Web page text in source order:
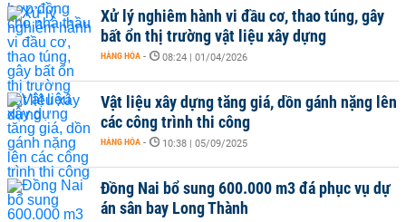
Xử lý nghiêm hành vi đầu cơ, thao túng, gây
bất ổn thị trường vật liệu xây dựng
HÀNG HÓA - 08:24 | 01/04/2026
Vật liệu xây dựng tăng giá, dồn gánh nặng lên
các công trình thi công
HÀNG HÓA - 10:38 | 05/09/2025
Đồng Nai bổ sung 600.000 m3 đá phục vụ dự
án sân bay Long Thành